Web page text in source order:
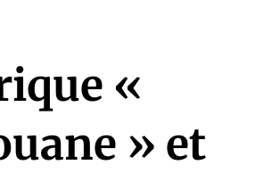
«
» et